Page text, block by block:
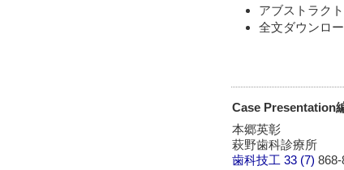
アブストラク
全文ダウンロ
Case Presentation
本郷英彰
萩野歯科診療所
歯科技工 33 (7)868-